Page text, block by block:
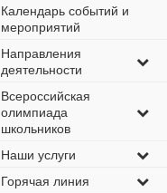
Календарь событий и
мероприятий
Направления
деятельности
Всероссийская
олимпиада
школьников
Наши услуги
Горячая линия